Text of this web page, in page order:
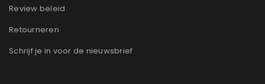
Review beleid
Retourneren
Schrijf je in voor de nieuwsbrief